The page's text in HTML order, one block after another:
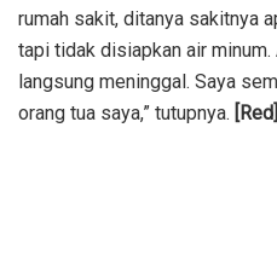
rumah sakit, ditanya sakitnya
tapi tidak disiapkan air
langsung meninggal. Saya
orang tua saya,” tutupnya. [Red]